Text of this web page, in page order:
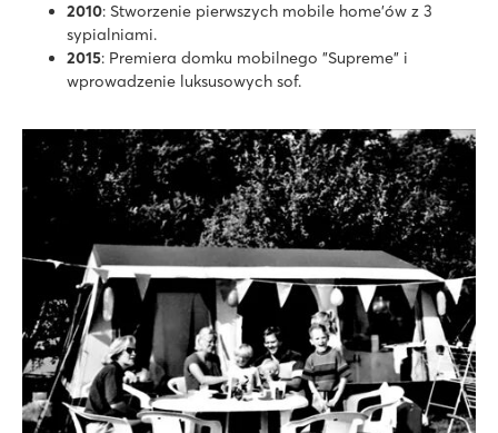
2010: Stworzenie pierwszych mobile home'ów z 3
sypialniami.
2015: Premiera domku mobilnego "Supreme" i
wprowadzenie luksusowych sof.